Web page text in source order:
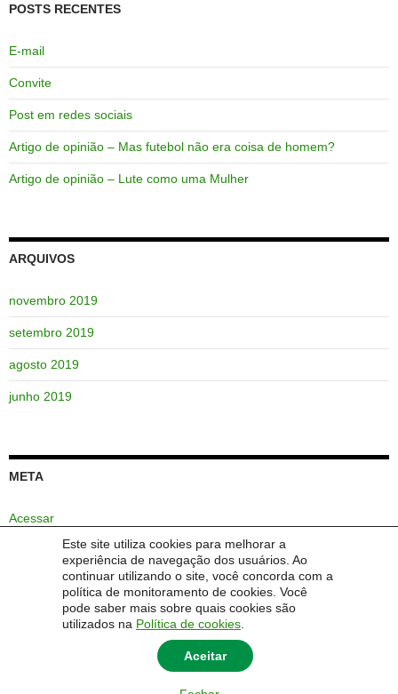
Este site utiliza cookies para melhorar a
experiência de navegação dos usuários. Ao
continuar utilizando o site, você concorda com a
política de monitoramento de cookies. Você
pode saber mais sobre quais cookies são
utilizados na Política de cookies
Aceitar
POSTS RECENTES
E-mail
Convite
Post em redes sociais
Artigo de opinião – Mas futebol não era coisa de homem?
Artigo de opinião – Lute como uma Mulher
ARQUIVOS
novembro 2019
setembro 2019
agosto 2019
junho 2019
META
Acessar
Feed de posts
Feed de comentários
WordPress.org